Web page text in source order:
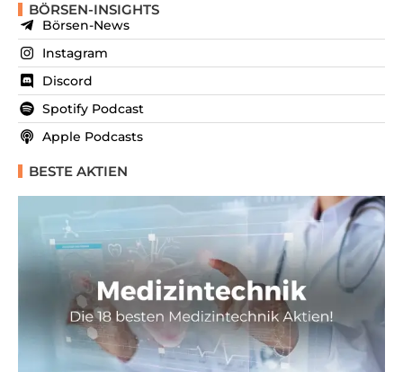
BÖRSEN-INSIGHTS
Börsen-News
Instagram
Discord
Spotify Podcast
Apple Podcasts
BESTE AKTIEN